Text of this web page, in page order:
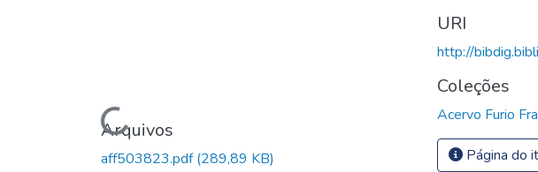
Carregando...
Arquivos
aff503823.pdf(289,89 KB)
URI
http://
Coleções
Acervo Furio
Página do